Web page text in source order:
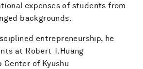
expenses of students from
backgrounds.
entrepreneurship, he
at Robert T.Huang
Center of Kyushu